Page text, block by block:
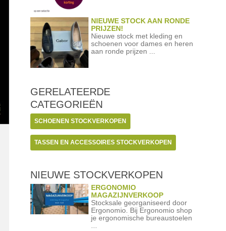
NIEUWE STOCK AAN RONDE
PRIJZEN!
Nieuwe stock met kleding en
schoenen voor dames en heren
aan ronde prijzen ...
GERELATEERDE
CATEGORIEËN
SCHOENEN STOCKVERKOPEN
TASSEN EN ACCESSOIRES STOCKVERKOPEN
NIEUWE STOCKVERKOPEN
ERGONOMIO
MAGAZIJNVERKOOP
Stocksale georganiseerd door
Ergonomio. Bij Ergonomio shop
je ergonomische bureaustoelen